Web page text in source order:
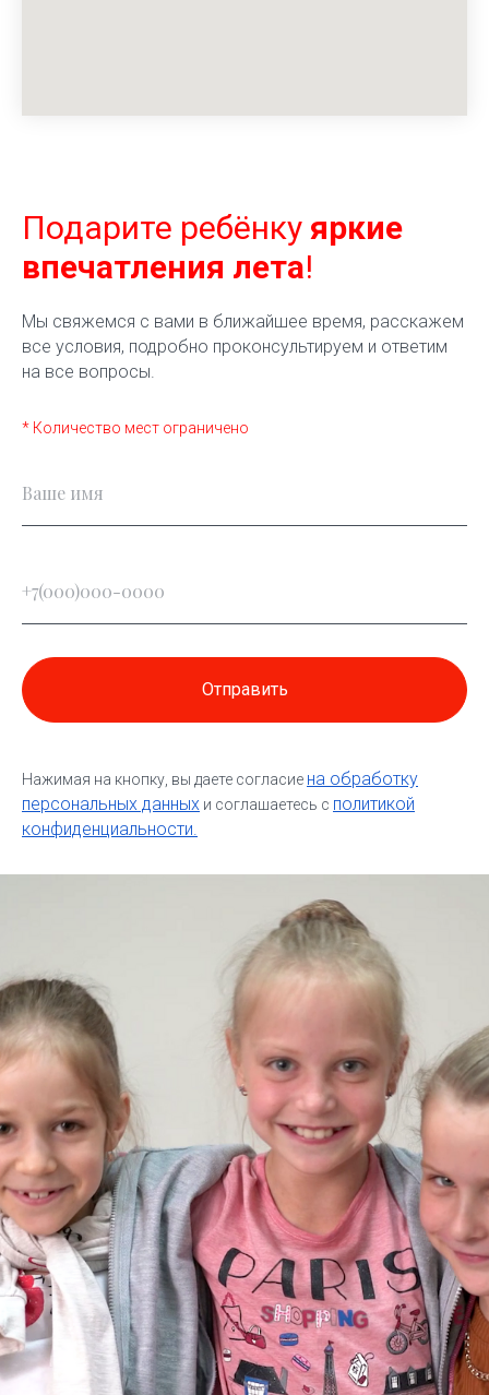
Подарите ребёнку яркие
впечатления лета!
Мы свяжемся с вами в ближайшее время, расскажем
все условия, подробно проконсультируем и ответим
на все вопросы.
* Количество мест ограничено
Отправить
Нажимая на кнопку, вы даете согласие на обработку
персональных данных и соглашаетесь c политикой
конфиденциальности.